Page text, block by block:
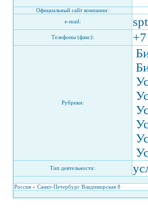
Официальный сайт компании:
e-mail:
Телефоны (факс):
Рубрики:
Тип деятельности:
Россия » Санкт-Петербург Владимирская 8